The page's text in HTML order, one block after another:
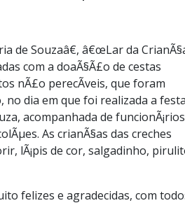
de Souzaâ€, â€œLar da
com a doaÃ§Ã£o de cestas
nÃ£o perecÃ­veis, que foram
no dia em que foi realizada a
acompanhada de
As crianÃ§as das creches
lÃ¡pis de cor, salgadinho,
felizes e agradecidas, com